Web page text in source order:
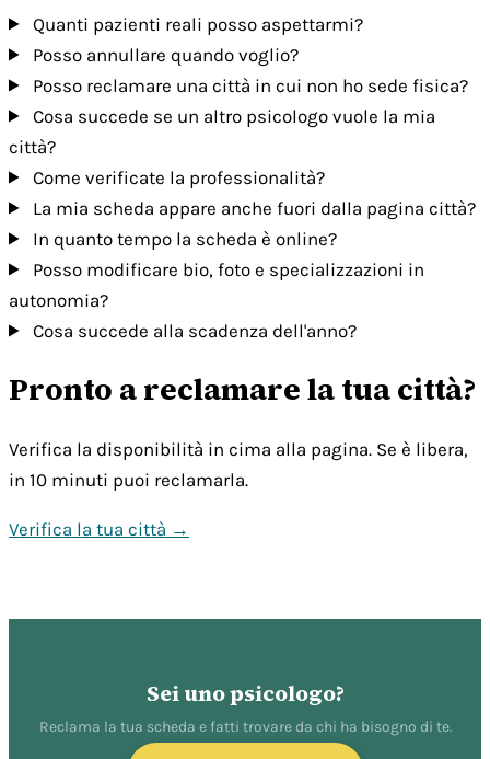
Quanti pazienti reali posso aspettarmi?
Posso annullare quando voglio?
Posso reclamare una città in cui non ho sede fisica?
Cosa succede se un altro psicologo vuole la mia
città?
Come verificate la professionalità?
La mia scheda appare anche fuori dalla pagina città?
In quanto tempo la scheda è online?
Posso modificare bio, foto e specializzazioni in
autonomia?
Cosa succede alla scadenza dell'anno?
Pronto a reclamare la tua città?
Verifica la disponibilità in cima alla pagina. Se è libera,
in 10 minuti puoi reclamarla.
Verifica la tua città →
Sei uno psicologo?
Reclama la tua scheda e fatti trovare da chi ha bisogno di te.